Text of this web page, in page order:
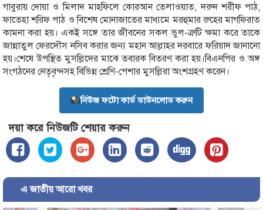
গাবুরায় দোয়া ও মিলাদ মাহফিলে কোরআন তেলাওয়াত, দরুদ শরীফ পাঠ,
ফাতেহা শরিফ পাঠ ও বিশেষ মোনাজাতের মাধ্যমে মরহুমার রুহের মাগফিরাত
কামনা করা হয়। একই সঙ্গে তার জীবনের সকল ভুল-ত্রুটি ক্ষমা করে তাকে
জান্নাতুল ফেরদৌস নসিব করার জন্য মহান আল্লাহর দরবারে ফরিয়াদ জানানো
হয়।শেষে উপস্থিত মুসল্লিদের মাঝে তবারক বিতরণ করা হয়।বিএনপির ও অঙ্গ
সংগঠনের নেতৃবৃন্দসহ বিভিন্ন শ্রেণি-পেশার মুসল্লিরা অংশগ্রহণ করেন।
নিউজ ফটো কার্ড ডাউনলোড করুন
দয়া করে নিউজটি শেয়ার করুন
এ জাতীয় আরো খবর